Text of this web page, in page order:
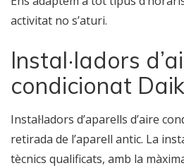
activitat no s’aturi.
Instal·ladors
condicionat
Instal·ladors d’aparells d’aire
retirada de l’aparell antic. La
tècnics qualificats, amb la